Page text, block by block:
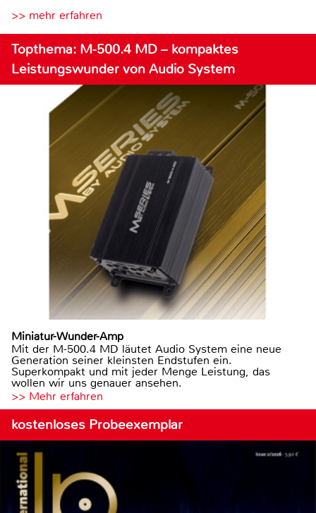
>> mehr erfahren
Topthema: M-500.4 MD – kompaktes
Leistungswunder von Audio System
Miniatur-Wunder-Amp
Mit der M-500.4 MD läutet Audio System eine neue
Generation seiner kleinsten Endstufen ein.
Superkompakt und mit jeder Menge Leistung, das
wollen wir uns genauer ansehen.
>> Mehr erfahren
kostenloses Probeexemplar